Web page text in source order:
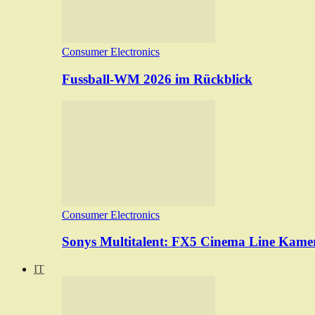
Consumer Electronics
Fussball-WM 2026 im Rückblick
Consumer Electronics
Sonys Multitalent: FX5 Cinema Line
IT